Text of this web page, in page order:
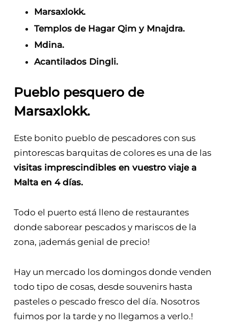
Marsaxlokk.
Templos de Hagar Qim y Mnajdra.
Mdina.
Acantilados Dingli.
Pueblo pesquero de
Marsaxlokk.
Este bonito pueblo de pescadores con sus
pintorescas barquitas de colores es una de las
visitas imprescindibles en vuestro viaje a
Malta en 4 días.
Todo el puerto está lleno de restaurantes
donde saborear pescados y mariscos de la
zona, ¡además genial de precio!
Hay un mercado los domingos donde venden
todo tipo de cosas, desde souvenirs hasta
pasteles o pescado fresco del día. Nosotros
fuimos por la tarde y no llegamos a verlo.!